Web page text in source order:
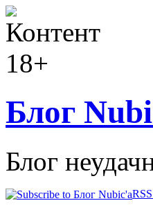
Блог
Блог